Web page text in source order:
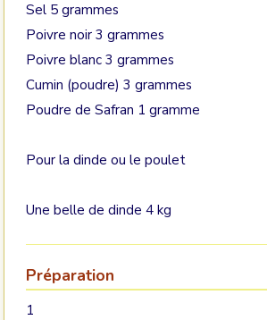
Sel 5 grammes
Poivre noir 3 grammes
Poivre blanc 3 grammes
Cumin (poudre) 3 grammes
Poudre de Safran 1 gramme
Pour la dinde ou le poulet
Une belle de dinde 4 kg
Préparation
1